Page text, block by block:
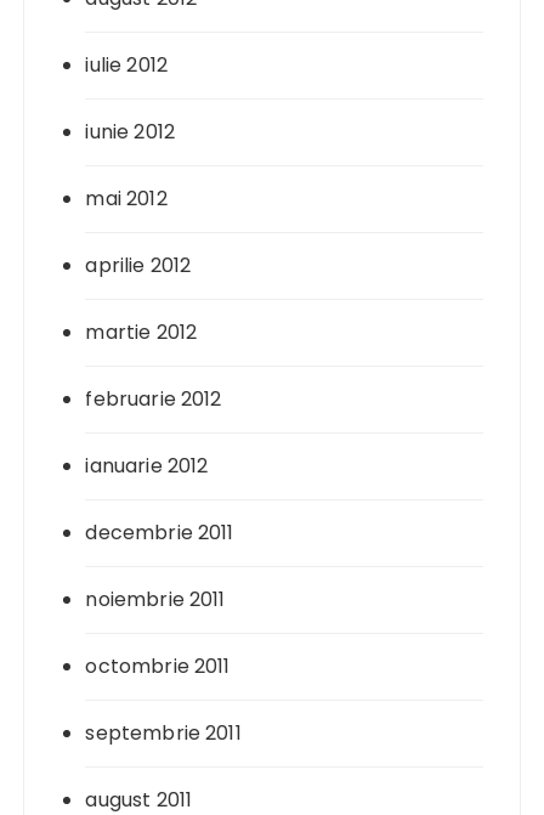
iulie 2012
iunie 2012
mai 2012
aprilie 2012
martie 2012
februarie 2012
ianuarie 2012
decembrie 2011
noiembrie 2011
octombrie 2011
septembrie 2011
august 2011